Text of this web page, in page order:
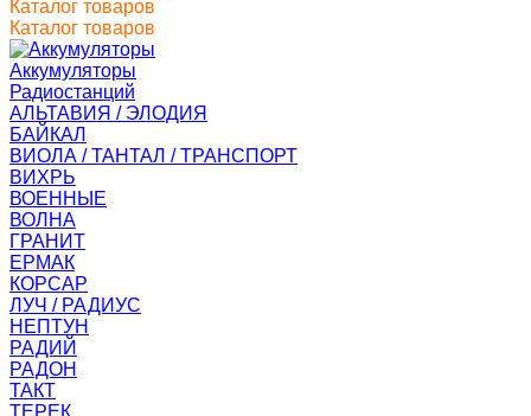
Каталог товаров
Каталог товаров
Аккумуляторы
Радиостанций
АЛЬТАВИЯ / ЭЛОДИЯ
БАЙКАЛ
ВИОЛА / ТАНТАЛ / ТРАНСПОРТ
ВИХРЬ
ВОЕННЫЕ
ВОЛНА
ГРАНИТ
ЕРМАК
КОРСАР
ЛУЧ / РАДИУС
НЕПТУН
РАДИЙ
РАДОН
ТАКТ
ТЕРЕК